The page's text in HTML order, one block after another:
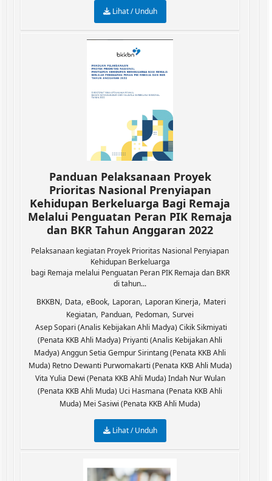
Lihat / Unduh
Panduan Pelaksanaan Proyek
Prioritas Nasional Prenyiapan
Kehidupan Berkeluarga Bagi Remaja
Melalui Penguatan Peran PIK Remaja
dan BKR Tahun Anggaran 2022
Pelaksanaan kegiatan Proyek Prioritas Nasional Penyiapan
Kehidupan Berkeluarga
bagi Remaja melalui Penguatan Peran PIK Remaja dan BKR
di tahun...
BKKBN, Data, eBook, Laporan, Laporan Kinerja, Materi
Kegiatan, Panduan, Pedoman, Survei
Asep Sopari (Analis Kebijakan Ahli Madya) Cikik Sikmiyati
(Penata KKB Ahli Madya) Priyanti (Analis Kebijakan Ahli
Madya) Anggun Setia Gempur Sirintang (Penata KKB Ahli
Muda) Retno Dewanti Purwomakarti (Penata KKB Ahli Muda)
Vita Yulia Dewi (Penata KKB Ahli Muda) Indah Nur Wulan
(Penata KKB Ahli Muda) Uci Hasmana (Penata KKB Ahli
Muda) Mei Sasiwi (Penata KKB Ahli Muda)
Lihat / Unduh